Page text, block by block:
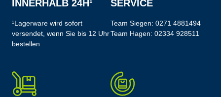
INNERHALB 24H¹
¹Lagerware wird sofort
versendet, wenn Sie bis 12 Uhr
bestellen
SERVICE
Team Siegen: 0271 4881494
Team Hagen: 02334 928511